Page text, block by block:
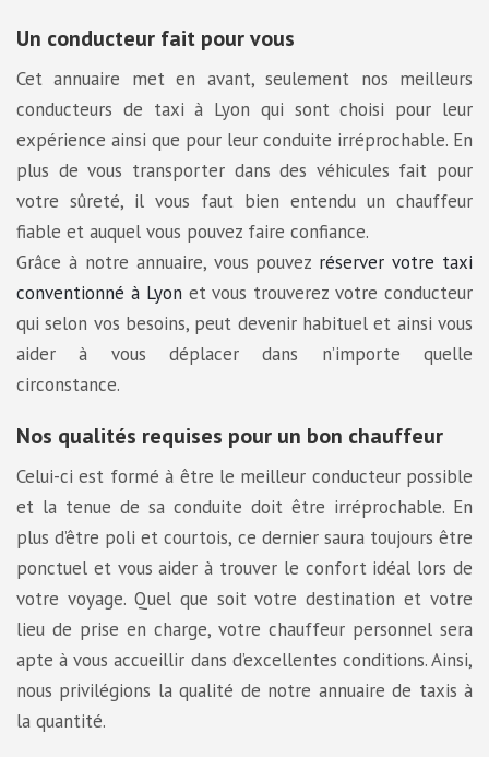
Un conducteur fait pour vous
Cet annuaire met en avant, seulement nos meilleurs
conducteurs de taxi à Lyon qui sont choisi pour leur
expérience ainsi que pour leur conduite irréprochable. En
plus de vous transporter dans des véhicules fait pour
votre sûreté, il vous faut bien entendu un chauffeur
fiable et auquel vous pouvez faire confiance.
Grâce à notre annuaire, vous pouvez réserver votre taxi
conventionné à Lyonet vous trouverez votre conducteur
qui selon vos besoins, peut devenir habituel et ainsi vous
aider à vous déplacer dans n’importe quelle
circonstance.
Nos qualités requises pour un bon chauffeur
Celui-ci est formé à être le meilleur conducteur possible
et la tenue de sa conduite doit être irréprochable. En
plus d’être poli et courtois, ce dernier saura toujours être
ponctuel et vous aider à trouver le confort idéal lors de
votre voyage. Quel que soit votre destination et votre
lieu de prise en charge, votre chauffeur personnel sera
apte à vous accueillir dans d’excellentes conditions. Ainsi,
nous privilégions la qualité de notre annuaire de taxis à
la quantité.